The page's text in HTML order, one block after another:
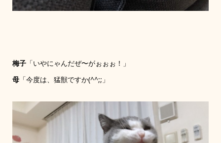
梅子「いやにゃんだぜ〜がぉぉぉ！」
母「今度は、猛獣ですか(^^;;」